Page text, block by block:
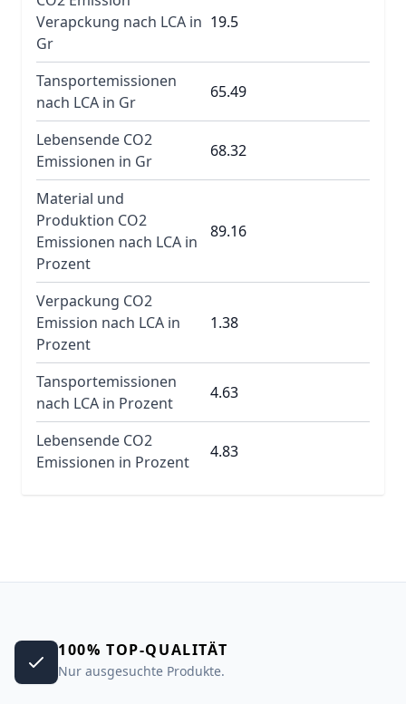
Verapckung nach LCA in
Gr
19.5
Tansportemissionen
nach LCA in Gr
65.49
Lebensende CO2
Emissionen in Gr
68.32
Material und
Produktion CO2
Emissionen nach LCA in
Prozent
89.16
Verpackung CO2
Emission nach LCA in
Prozent
1.38
Tansportemissionen
nach LCA in Prozent
4.63
Lebensende CO2
Emissionen in Prozent
4.83
100% TOP-QUALITÄT
Nur ausgesuchte Produkte.